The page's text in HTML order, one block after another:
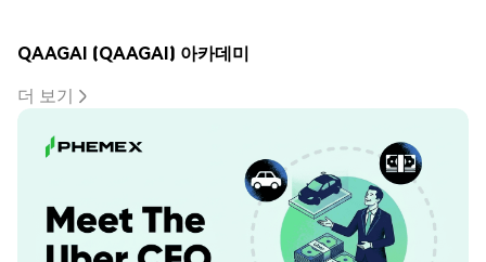
QAAGAI (QAAGAI) 아카데미
더 보기